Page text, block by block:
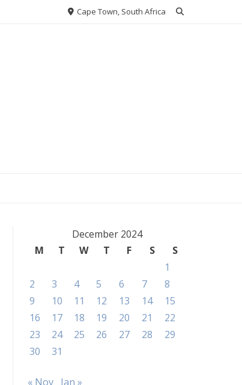
Cape Town, South Africa
December 2024
M
T W T F S
S
1
2
3 4 5 6 7
8
9
10 11 12 13 14
15
16
17 18 19 20 21
22
23
24 25 26 27 28
29
30
31
« Nov Jan »